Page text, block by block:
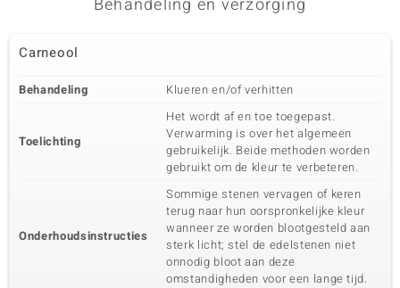
Behandeling en verzorging
Carneool
Behandeling Klueren en/of verhitten
Toelichting
Het wordt af en toe toegepast.
Verwarming is over het algemeen
gebruikelijk. Beide methoden worden
gebruikt om de kleur te verbeteren.
Onderhoudsinstructies
Sommige stenen vervagen of keren
terug naar hun oorspronkelijke kleur
wanneer ze worden blootgesteld aan
sterk licht; stel de edelstenen niet
onnodig bloot aan deze
omstandigheden voor een lange tijd.